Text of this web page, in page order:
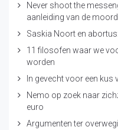
Never shoot the
aanleiding van de
Saskia Noort en
11 filosofen waar we
worden
In gevecht voor een kus
Nemo op zoek naar
euro
Argumenten ter